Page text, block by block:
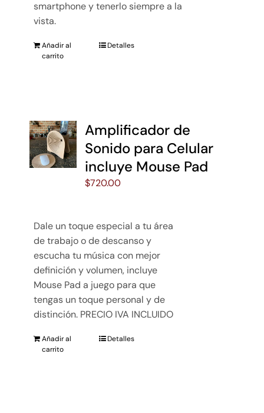
smartphone y tenerlo siempre a la
vista.
Añadir al
carrito
Detalles
Amplificador de
Sonido para Celular
incluye Mouse Pad
$720.00
Dale un toque especial a tu área
de trabajo o de descanso y
escucha tu música con mejor
definición y volumen, incluye
Mouse Pad a juego para que
tengas un toque personal y de
distinción. PRECIO IVA INCLUIDO
Añadir al
carrito
Detalles